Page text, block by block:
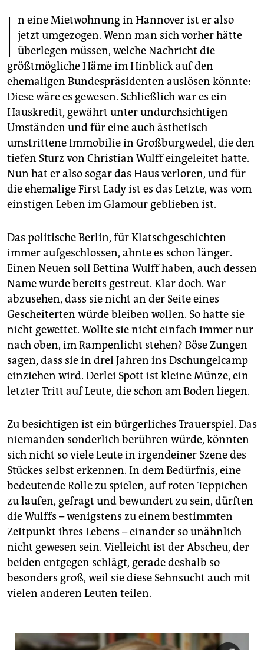
abo
genossenschaft
epaper login
I n eine Mietwohnung in Hannover ist er also
jetzt umgezogen. Wenn man sich vorher hätte
überlegen müssen, welche Nachricht die
größtmögliche Häme im Hinblick auf den
ehemaligen Bundespräsidenten auslösen könnte:
Diese wäre es gewesen. Schließlich war es ein
Hauskredit, gewährt unter undurchsichtigen
Umständen und für eine auch ästhetisch
umstrittene Immobilie in Großburgwedel, die den
tiefen Sturz von Christian Wulff eingeleitet hatte.
Nun hat er also sogar das Haus verloren, und für
die ehemalige First Lady ist es das Letzte, was vom
einstigen Leben im Glamour geblieben ist.
Das politische Berlin, für Klatschgeschichten
immer aufgeschlossen, ahnte es schon länger.
Einen Neuen soll Bettina Wulff haben, auch dessen
Name wurde bereits gestreut. Klar doch. War
abzusehen, dass sie nicht an der Seite eines
Gescheiterten würde bleiben wollen. So hatte sie
nicht gewettet. Wollte sie nicht einfach immer nur
nach oben, im Rampenlicht stehen? Böse Zungen
sagen, dass sie in drei Jahren ins Dschungelcamp
einziehen wird. Derlei Spott ist kleine Münze, ein
letzter Tritt auf Leute, die schon am Boden liegen.
Zu besichtigen ist ein bürgerliches Trauerspiel. Das
niemanden sonderlich berühren würde, könnten
sich nicht so viele Leute in irgendeiner Szene des
Stückes selbst erkennen. In dem Bedürfnis, eine
bedeutende Rolle zu spielen, auf roten Teppichen
zu laufen, gefragt und bewundert zu sein, dürften
die Wulffs – wenigstens zu einem bestimmten
Zeitpunkt ihres Lebens – einander so unähnlich
nicht gewesen sein. Vielleicht ist der Abscheu, der
beiden entgegen schlägt, gerade deshalb so
besonders groß, weil sie diese Sehnsucht auch mit
vielen anderen Leuten teilen.